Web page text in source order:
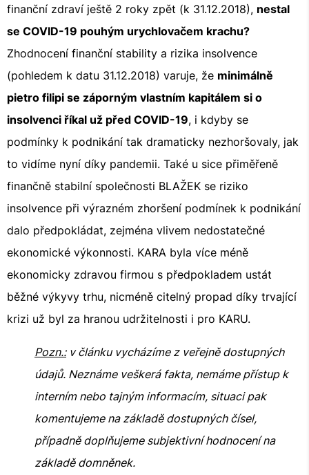
finanční zdraví ještě 2 roky zpět (k 31.12.2018), nestal
se COVID-19 pouhým urychlovačem krachu?
Zhodnocení finanční stability a rizika insolvence
(pohledem k datu 31.12.2018) varuje, že minimálně
pietro filipi se záporným vlastním kapitálem si o
insolvenci říkal už před COVID-19, i kdyby se
podmínky k podnikání tak dramaticky nezhoršovaly, jak
to vidíme nyní díky pandemii. Také u sice přiměřeně
finančně stabilní společnosti BLAŽEK se riziko
insolvence při výrazném zhoršení podmínek k podnikání
dalo předpokládat, zejména vlivem nedostatečné
ekonomické výkonnosti. KARA byla více méně
ekonomicky zdravou firmou s předpokladem ustát
běžné výkyvy trhu, nicméně citelný propad díky trvající
krizi už byl za hranou udržitelnosti i pro KARU.
Pozn.:v článku vycházíme z veřejně dostupných
údajů. Neznáme veškerá fakta, nemáme přístup k
interním nebo tajným informacím, situaci pak
komentujeme na základě dostupných čísel,
případně doplňujeme subjektivní hodnocení na
základě domněnek.